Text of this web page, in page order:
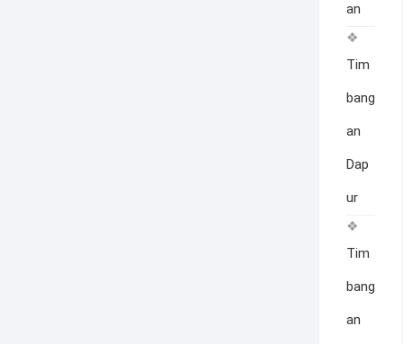
an
Tim
bang
an
Dap
ur
Tim
bang
an